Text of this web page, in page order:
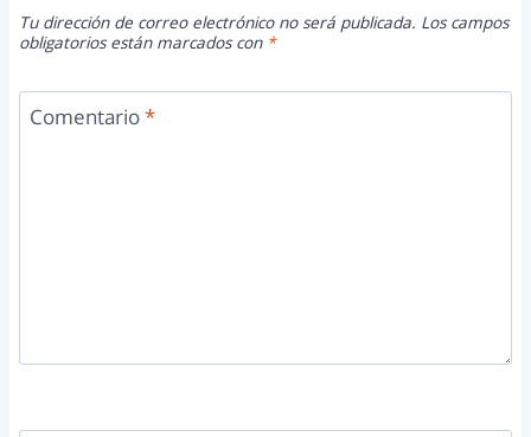
Tu dirección de correo electrónico no será publicada. Los campos
obligatorios están marcados con *
Comentario*